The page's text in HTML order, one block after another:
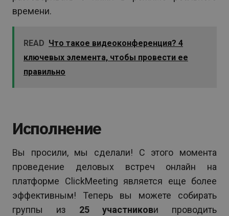
времени.
READ Что такое видеоконференция? 4
ключевых элемента, чтобы провести ее
правильно
Исполнение
Вы просили, мы сделали! С этого момента
проведение деловых встреч онлайн на
платформе ClickMeeting является еще более
эффективным! Теперь вы можете собирать
группы из 25 участникови проводить